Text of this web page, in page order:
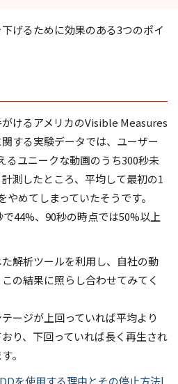
げるために効果のある3つのポイ
けるアメリカのVisible Measures
する実験データでは、ユーザー
るユニークな動画のうち300秒未
測したところ、平均して最初の1
めてしまっていたそうです。
44%、90秒の時点では50%以上
解析ツールを利用し、自社の動
の結果に照らし合わせてみてく
ージが上回っていれば平均より
り、下回っていれば長く再生され
。
を使用する理由とその停止方法|